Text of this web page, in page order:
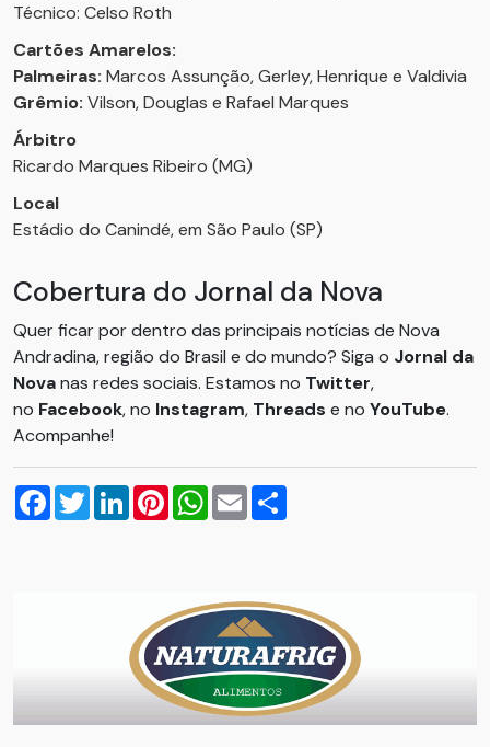
Técnico: Celso Roth
Cartões Amarelos:
Palmeiras: Marcos Assunção, Gerley, Henrique e Valdivia
Grêmio: Vilson, Douglas e Rafael Marques
Árbitro
Ricardo Marques Ribeiro (MG)
Local
Estádio do Canindé, em São Paulo (SP)
Cobertura do Jornal da Nova
Quer ficar por dentro das principais notícias de Nova
Andradina, região do Brasil e do mundo? Siga o Jornal da
Novanas redes sociais. Estamos no Twitter,
no Facebook, no Instagram, Threads e no YouTube.
Acompanhe!
Facebook
TwitterLinkedInPinterestWhatsApp
Email